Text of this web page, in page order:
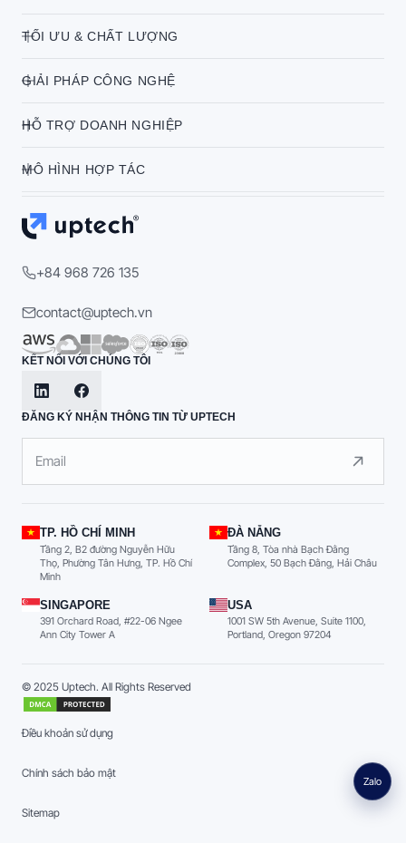
TỐI ƯU & CHẤT LƯỢNG
GIẢI PHÁP CÔNG NGHỆ
HỖ TRỢ DOANH NGHIỆP
MÔ HÌNH HỢP TÁC
+84 968 726 135
contact@uptech.vn
KẾT NỐI VỚI CHÚNG TÔI
ĐĂNG KÝ NHẬN THÔNG TIN TỪ UPTECH
TP. HỒ CHÍ MINH
Tầng 2, B2 đường Nguyễn Hữu
Thọ, Phường Tân Hưng, TP. Hồ Chí
Minh
ĐÀ NẴNG
Tầng 8, Tòa nhà Bạch Đằng
Complex, 50 Bạch Đằng, Hải Châu
SINGAPORE
391 Orchard Road, #22-06 Ngee
Ann City Tower A
USA
1001 SW 5th Avenue, Suite 1100,
Portland, Oregon 97204
© 2025 Uptech. All Rights Reserved
Điều khoản sử dụng
Chính sách bảo mật
Sitemap
Zalo